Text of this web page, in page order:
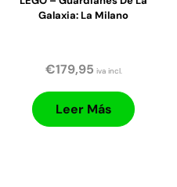
Galaxia: La Milano
€179,95 iva incl.
Leer Más